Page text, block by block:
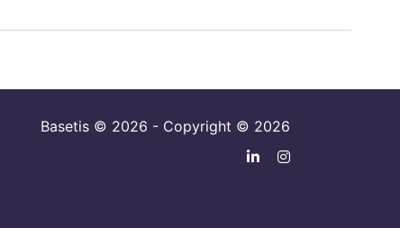
Basetis © 2026 - Copyright © 2026